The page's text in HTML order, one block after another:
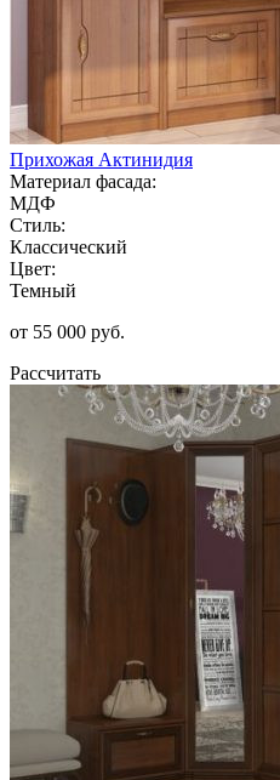
Прихожая Актинидия
Материал фасада:
МДФ
Стиль:
Классический
Цвет:
Темный
от 55 000 руб.
Рассчитать